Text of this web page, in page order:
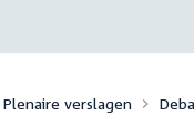
Plenaire verslagen